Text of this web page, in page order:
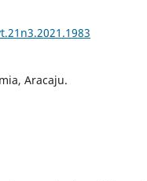
Aracaju.